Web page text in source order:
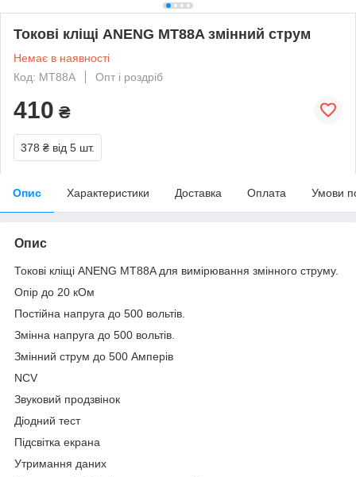
Токові кліщі ANENG MT88A змінний струм
Немає в наявності
Код: MT88A
Опт і роздріб
410 ₴
378 ₴ від 5 шт.
Опис Характеристики Доставка Оплата Умови
Опис
Токові кліщі ANENG MT88A для вимірювання змінного струму.
Опір до 20 кОм
Постійна напруга до 500 вольтів.
Змінна напруга до 500 вольтів.
Змінний струм до 500 Амперів
NCV
Звуковий продзвінок
Діодний тест
Підсвітка екрана
Утримання даних